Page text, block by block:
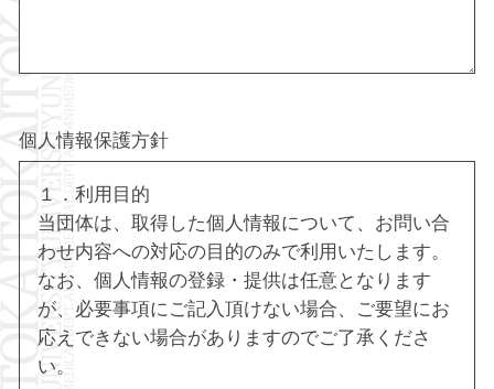
個人情報保護方針
１．利用目的
当団体は、取得した個人情報について、お問い合
わせ内容への対応の目的のみで利用いたします。
なお、個人情報の登録・提供は任意となります
が、必要事項にご記入頂けない場合、ご要望にお
応えできない場合がありますのでご了承くださ
い。